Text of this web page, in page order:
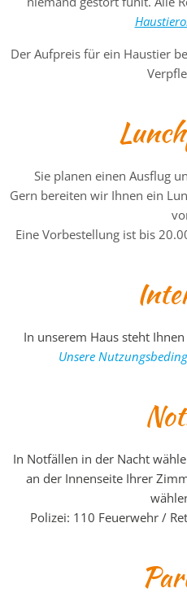
Der Aufpreis für ein Haustier
Sie planen einen Ausflug
Gern bereiten wir Ihnen ein
Eine Vorbestellung ist bis
In unserem Haus steht
Unsere
In Notfällen in der Nacht
an der Innenseite Ihrer
Polizei: 110 Feuerwehr /